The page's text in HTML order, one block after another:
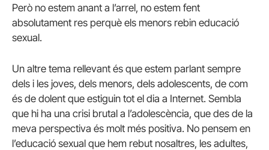
Però no estem anant a l’arrel, no estem fent
absolutament res perquè els menors rebin educació
sexual.
Un altre tema rellevant és que estem parlant sempre
dels i les joves, dels menors, dels adolescents, de com
és de dolent que estiguin tot el dia a Internet. Sembla
que hi ha una crisi brutal a l’adolescència, que des de la
meva perspectiva és molt més positiva. No pensem en
l’educació sexual que hem rebut nosaltres, les adultes,